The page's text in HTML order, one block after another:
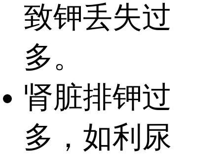
致钾丢失过
多。
肾脏排钾过
多，如利尿